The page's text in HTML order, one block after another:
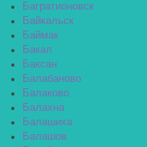
Багратионовск
Байкальск
Баймак
Бакал
Баксан
Балабаново
Балаково
Балахна
Балашиха
Балашов